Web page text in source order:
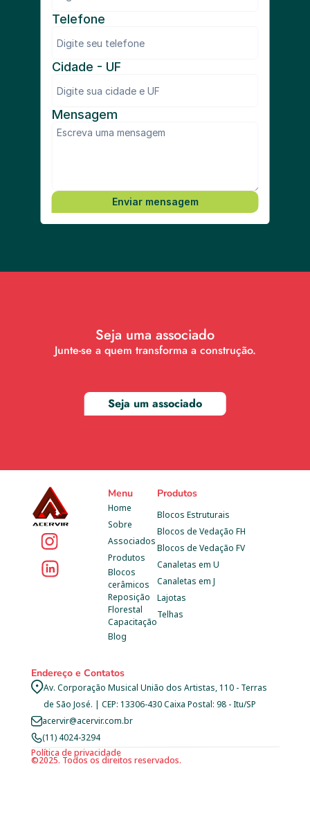
Menu
Home
Sobre
Blog
Associados
Produtos
Blocos
cerâmicos
Reposição
Florestal
Capacitação
Produtos
Blocos Estruturais
Blocos de Vedação FH
Blocos de Vedação FV
Canaletas em U
Canaletas em J
Lajotas
Telhas
Endereço e Contatos
Av. Corporação Musical União dos Artistas, 110 - Terras
de São José. | CEP: 13306-430 Caixa Postal: 98 - Itu/SP
acervir@acervir.com.br
(11) 4024-3294
©2025. Todos os direitos reservados.
Política de privacidade
Telefone
Cidade - UF
Mensagem
Enviar mensagem
Seja uma associado
Junte-se a quem transforma a construção.
Seja um associado